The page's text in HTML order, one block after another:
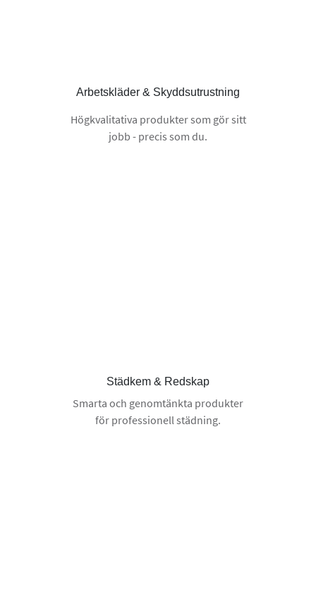
Arbetskläder & Skyddsutrustning
Högkvalitativa produkter som gör sitt
jobb - precis som du.
Städkem & Redskap
Smarta och genomtänkta produkter
för professionell städning.